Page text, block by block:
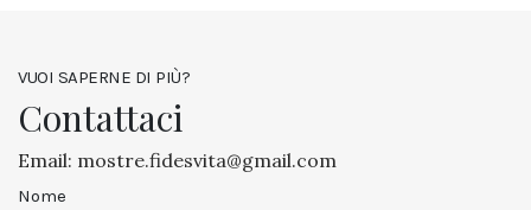
VUOI SAPERNE DI PIÙ?
Contattaci
Email: mostre.fidesvita@gmail.com
Nome